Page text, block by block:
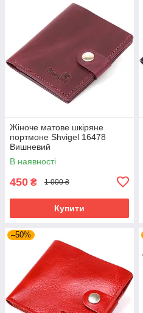
Жіноче матове шкіряне
портмоне Shvigel 16478
Вишневий
В наявності
450 ₴ 1 000 ₴
Купити
–50%